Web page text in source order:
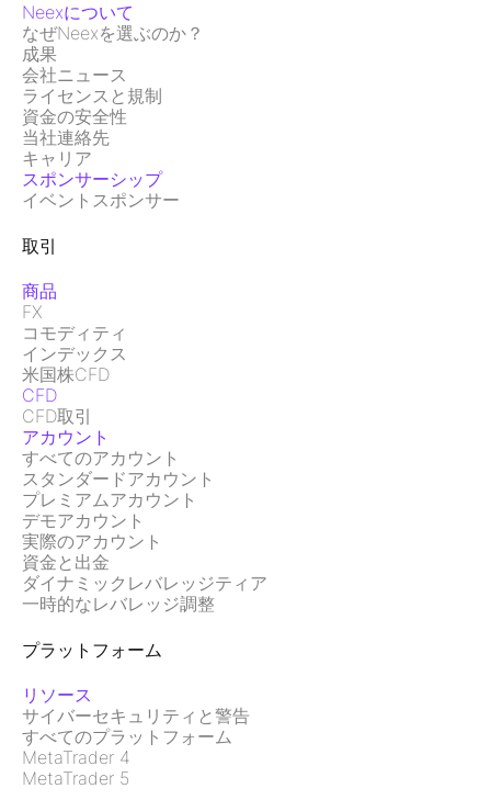
Neexについて
なぜNeexを選ぶのか？
成果
会社ニュース
ライセンスと規制
資金の安全性
当社連絡先
キャリア
スポンサーシップ
イベントスポンサー
取引
商品
FX
コモディティ
インデックス
米国株CFD
CFD
CFD取引
アカウント
すべてのアカウント
スタンダードアカウント
プレミアムアカウント
デモアカウント
実際のアカウント
資金と出金
ダイナミックレバレッジティア
一時的なレバレッジ調整
プラットフォーム
リソース
サイバーセキュリティと警告
すべてのプラットフォーム
MetaTrader 4
MetaTrader 5